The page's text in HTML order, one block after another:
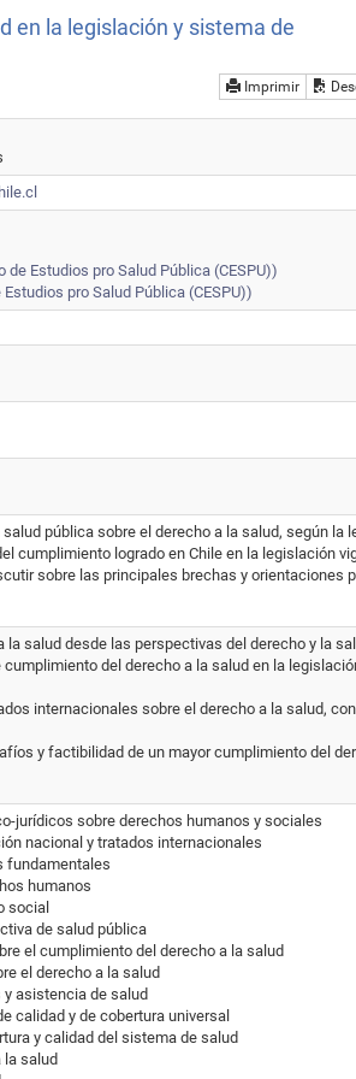
en la legislación y sistema de
Imprimir
Estudios pro Salud Pública (CESPU))
pro Salud Pública (CESPU))
pública sobre el derecho a la salud, según la
cumplimiento logrado en Chile en la legislación
sobre las principales brechas y orientaciones
la salud desde las perspectivas del derecho y la
del derecho a la salud en la
internacionales sobre el derecho a la salud,
y factibilidad de un mayor cumplimiento del
jurídicos sobre derechos humanos y sociales
nacional y tratados internacionales
fundamentales
humanos
social
de salud pública
el cumplimiento del derecho a la salud
el derecho a la salud
y asistencia de salud
calidad y de cobertura universal
y calidad del sistema de salud
la salud